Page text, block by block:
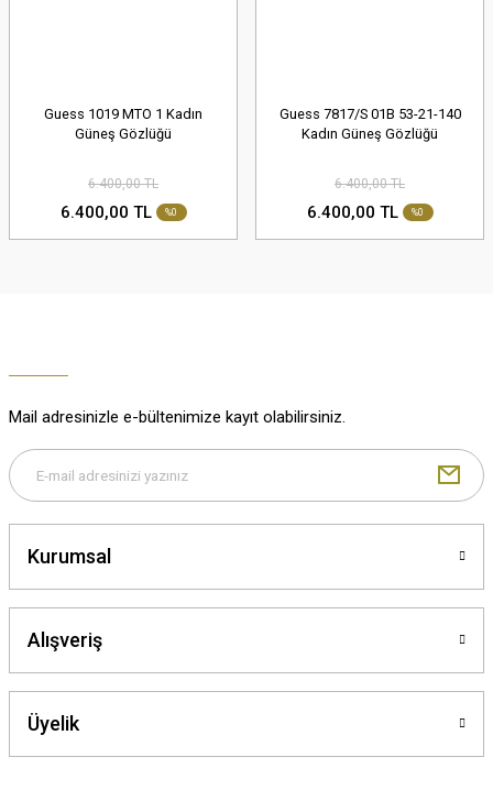
Guess 1019 MTO 1 Kadın
Güneş Gözlüğü
6.400,00 TL
6.400,00 TL %0
Guess 7817/S 01B 53-21-140
Kadın Güneş Gözlüğü
6.400,00 TL
6.400,00 TL %0
Mail adresinizle e-bültenimize kayıt olabilirsiniz.
Kurumsal
Alışveriş
Üyelik